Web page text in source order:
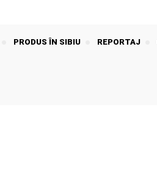
PRODUS ÎN SIBIU REPORTAJ